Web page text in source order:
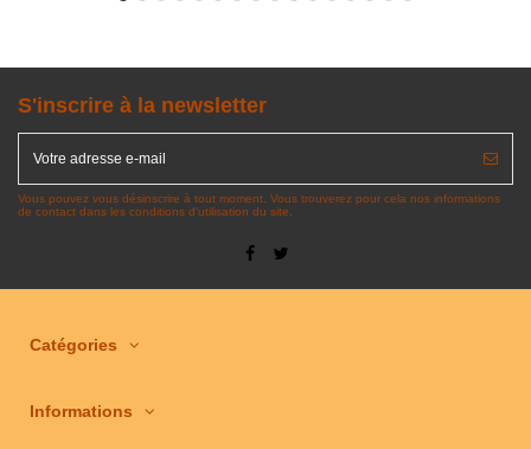
S'inscrire à la newsletter
Vous pouvez vous désinscrire à tout moment. Vous trouverez pour cela nos informations
de contact dans les conditions d'utilisation du site.
Catégories
Informations